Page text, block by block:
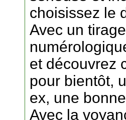
choisissez le
Avec un
et découvrez
pour bientôt,
ex, une
Avec la